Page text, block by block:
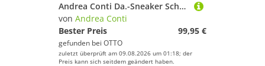
Andrea Conti Da.-Sneaker Schnürschuh
von Andrea Conti
Bester Preis
99,95 €
gefunden bei OTTO
zuletzt überprüft am 09.08.2026 um 01:18; der
Preis kann sich seitdem geändert haben.